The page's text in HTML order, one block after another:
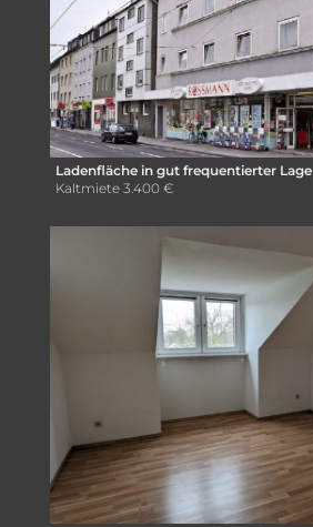
Ladenfläche in gut frequentierter Lage
Kaltmiete 3.400 €